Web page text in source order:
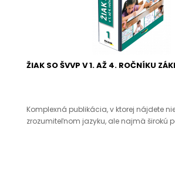
ŽIAK SO ŠVVP V 1. AŽ 4. ROČNÍKU
Komplexná publikácia, v ktorej nájdete
zrozumiteľnom jazyku, ale najmä širokú